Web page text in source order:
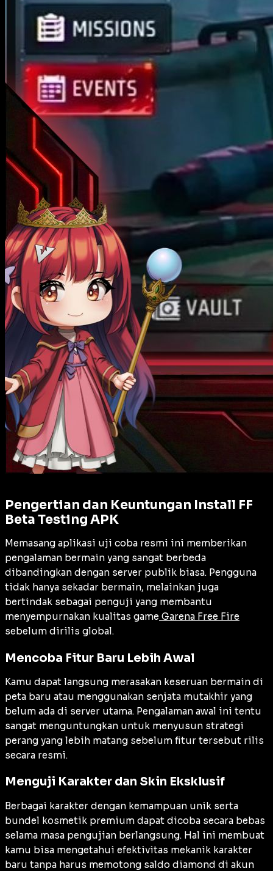
Pengertian dan Keuntungan Install FF
Beta Testing APK
Memasang aplikasi uji coba resmi ini memberikan
pengalaman bermain yang sangat berbeda
dibandingkan dengan server publik biasa. Pengguna
tidak hanya sekadar bermain, melainkan juga
bertindak sebagai penguji yang membantu
menyempurnakan kualitas game Garena Free Fire
sebelum dirilis global.
Mencoba Fitur Baru Lebih Awal
Kamu dapat langsung merasakan keseruan bermain di
peta baru atau menggunakan senjata mutakhir yang
belum ada di server utama. Pengalaman awal ini tentu
sangat menguntungkan untuk menyusun strategi
perang yang lebih matang sebelum fitur tersebut rilis
secara resmi.
Menguji Karakter dan Skin Eksklusif
Berbagai karakter dengan kemampuan unik serta
bundel kosmetik premium dapat dicoba secara bebas
selama masa pengujian berlangsung. Hal ini membuat
kamu bisa mengetahui efektivitas mekanik karakter
baru tanpa harus memotong saldo diamond di akun